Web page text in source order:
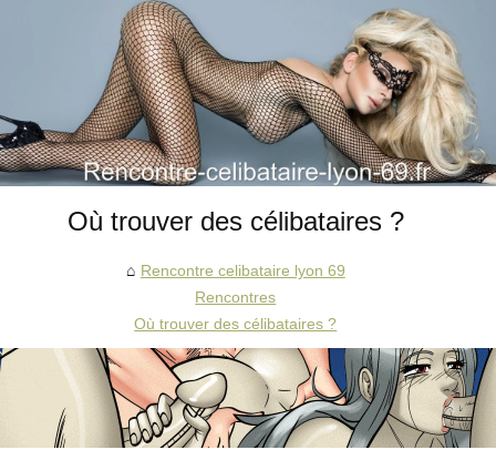
Où trouver des célibataires ?
Rencontre celibataire lyon 69
Rencontres
Où trouver des célibataires ?